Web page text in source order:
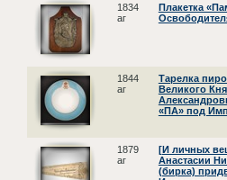
1834
аг
Плакетка
1844
аг
Тарелка
Великого
«ПА» под
1879
аг
[И личных
Анастасии
(бирка)